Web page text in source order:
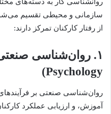
روانشناسی کار به دسته‌های
سازمانی و محیطی تقسیم
از رفتار کارکنان تمرکز دارند:
Psychology)
روان‌شناسی صنعتی بر
آموزش، و ارزیابی عملکرد